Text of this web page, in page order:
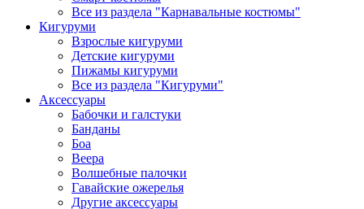
Все из раздела "Карнавальные костюмы"
Кигуруми
Взрослые кигуруми
Детские кигуруми
Пижамы кигуруми
Все из раздела "Кигуруми"
Аксессуары
Бабочки и галстуки
Банданы
Боа
Веера
Волшебные палочки
Гавайские ожерелья
Другие аксессуары